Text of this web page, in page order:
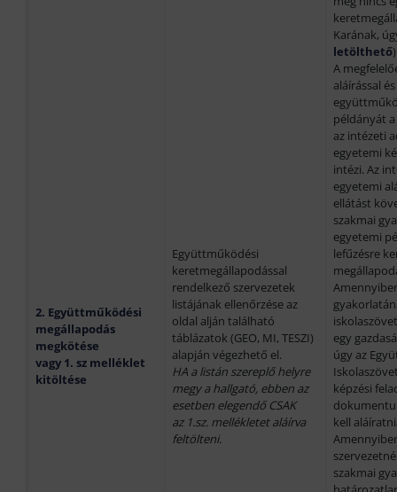
2. Együttműködési
megállapodás
megkötése
vagy 1. sz melléklet
kitöltése
Együttműködési
keretmegállapodással
rendelkező szervezetek
listájának ellenőrzése az
oldal alján található
táblázatok (GEO, MI, TESZI)
alapján végezhető el.
HA a listán szereplő helyre
megy a hallgató, ebben az
esetben elegendő CSAK
az 1.sz. mellékletet aláírva
feltölteni.
Karának,
letölthető
A
aláírással
példányát
az intézeti
egyetemi
intézi. Az
egyetemi
ellátást
szakmai
egyetemi
lefűzésre
egy
úgy az
képzési
kell
szakmai